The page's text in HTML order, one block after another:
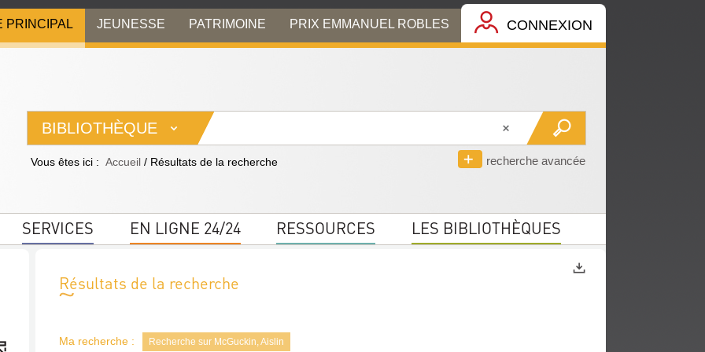
PRINCIPAL JEUNESSE PATRIMOINE PRIX EMMANUEL ROBLES CONNEXION
BIBLIOTHÈQUE
recherche avancée
Vous êtes ici : Accueil / Résultats de la recherche
SERVICES EN LIGNE 24/24 RESSOURCES LES BIBLIOTHÈQUES
Résultats de la recherche
Ma recherche : Recherche sur McGuckin, Aislin